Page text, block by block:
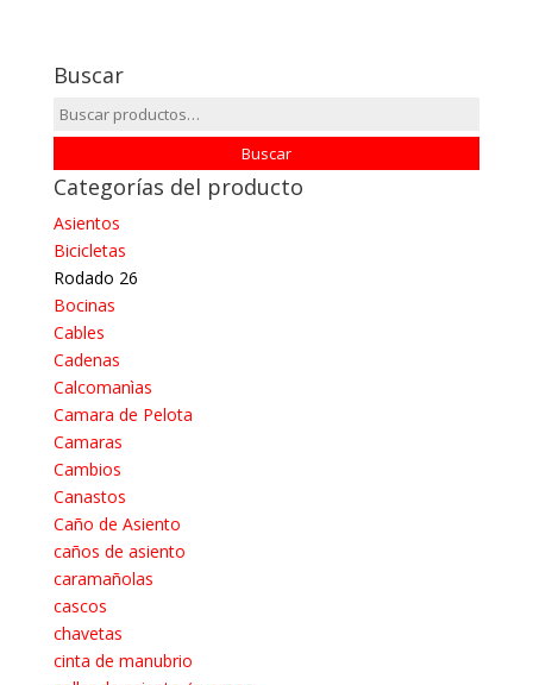
Buscar
Buscar
por:
Buscar
Categorías del producto
Asientos
Bicicletas
Rodado 26
Bocinas
Cables
Cadenas
Calcomanìas
Camara de Pelota
Camaras
Cambios
Canastos
Caño de Asiento
caños de asiento
caramañolas
cascos
chavetas
cinta de manubrio